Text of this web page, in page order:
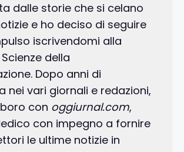
dalle storie che si celano
e ho deciso di seguire
iscrivendomi alla
della
Dopo anni di
nei vari giornali e redazioni,
con oggiurnal.com,
con impegno a fornire
le ultime notizie in